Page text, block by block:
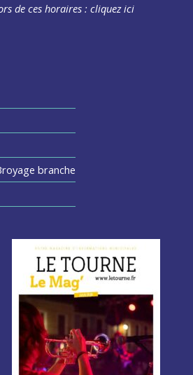
de ces horaires :cliquez ici
branche